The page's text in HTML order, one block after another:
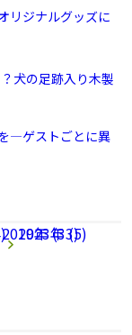
リジナルグッズに
犬の足跡入り木製
―ゲストごとに異
2023年 (5)
2019年 (33)